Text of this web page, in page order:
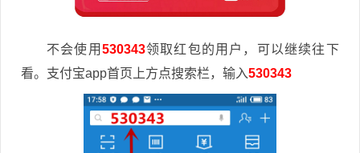
不会使用 530343领取红包的用户，可以继续往下
看。支付宝app首页上方点搜索栏，输入530343